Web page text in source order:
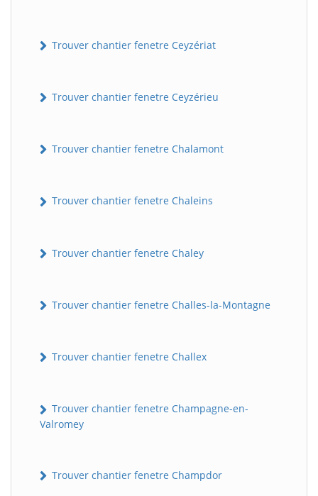
Trouver chantier fenetre Ceyzériat
Trouver chantier fenetre Ceyzérieu
Trouver chantier fenetre Chalamont
Trouver chantier fenetre Chaleins
Trouver chantier fenetre Chaley
Trouver chantier fenetre Challes-la-Montagne
Trouver chantier fenetre Challex
Trouver chantier fenetre Champagne-en-
Valromey
Trouver chantier fenetre Champdor